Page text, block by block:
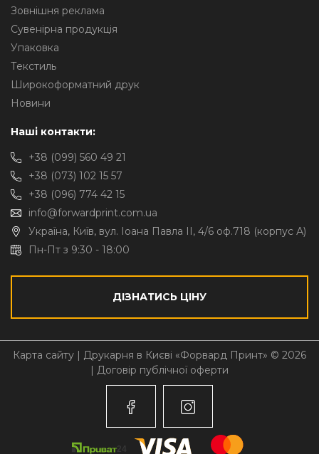
Зовнішня реклама
Сувенірна продукція
Упаковка
Текстиль
Широкоформатний друк
Новини
Наші контакти:
+38 (099) 560 49 21
+38 (073) 102 15 57
+38 (096) 774 42 15
info@forwardprint.com.ua
Україна, Київ, вул. Іоана Павла II, 4/6 оф.718 (корпус А)
Пн-Пт з 9:30 - 18:00
ДІЗНАТИСЬ ЦІНУ
Карта сайту | Друкарня в Києві «Форвард Принт» © 2026
Договір публічної оферти